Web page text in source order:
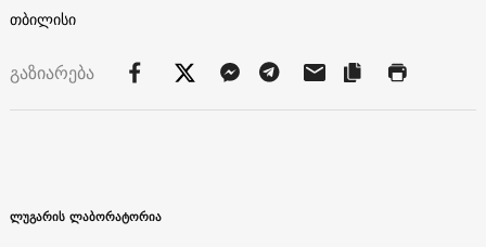
თბილისი
გაზიარება
ლუგარის ლაბორატორია